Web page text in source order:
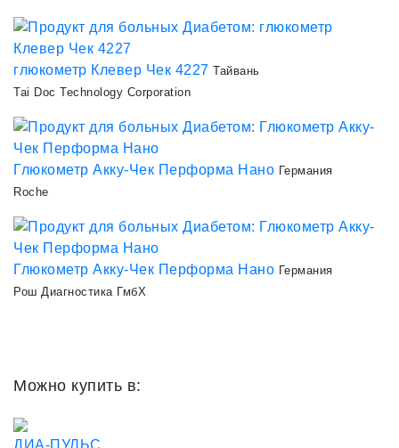
глюкометр Клевер Чек 4227 Тайвань
Tai Doc Technology Corporation
Глюкометр Акку-Чек Перформа Нано Германия
Roche
Глюкометр Акку-Чек Перформа Нано Германия
Рош Диагностика ГмбХ
Можно купить в:
ДИА-ПУЛЬС